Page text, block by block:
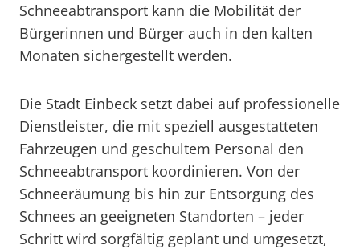
Schneeabtransport kann die Mobilität der
Bürgerinnen und Bürger auch in den kalten
Monaten sichergestellt werden.
Die Stadt Einbeck setzt dabei auf professionelle
Dienstleister, die mit speziell ausgestatteten
Fahrzeugen und geschultem Personal den
Schneeabtransport koordinieren. Von der
Schneeräumung bis hin zur Entsorgung des
Schnees an geeigneten Standorten – jeder
Schritt wird sorgfältig geplant und umgesetzt,